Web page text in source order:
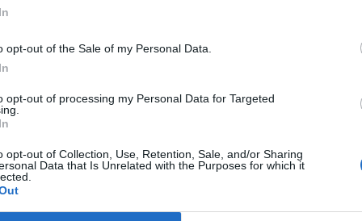
opt-out of the Sale of my Personal Data.
opt-out of processing my Personal Data for Targeted
opt-out of Collection, Use, Retention, Sale, and/or Sharing
Data that Is Unrelated with the Purposes for which it
γίνει κάτι σπουδαίο και θα προχωρήσουμε
Υπουργείου Πολιτισμού και Αθλητισμού σε
Ενέργειας. Γενικά ήταν μια πολύ καλή η